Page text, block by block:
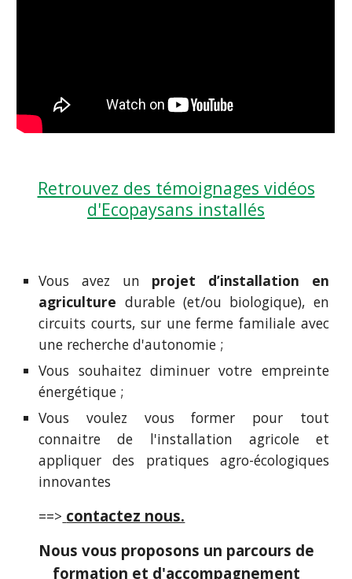
Retrouvez des témoignages vidéos
d'Ecopaysans installés
Vous avez un projet d’installation en
agriculture durable (et/ou biologique), en
circuits courts, sur une ferme familialeavec
une recherche d'autonomie ;
Vous souhaitez diminuer votre empreinte
énergétique ;
Vous voulez vous former pour tout
connaitre de l'installation agricole et
appliquer des pratiques agro-écologiques
innovantes
==> contactez nous.
Nous vous proposons un parcours de
formation et d'accompagnement